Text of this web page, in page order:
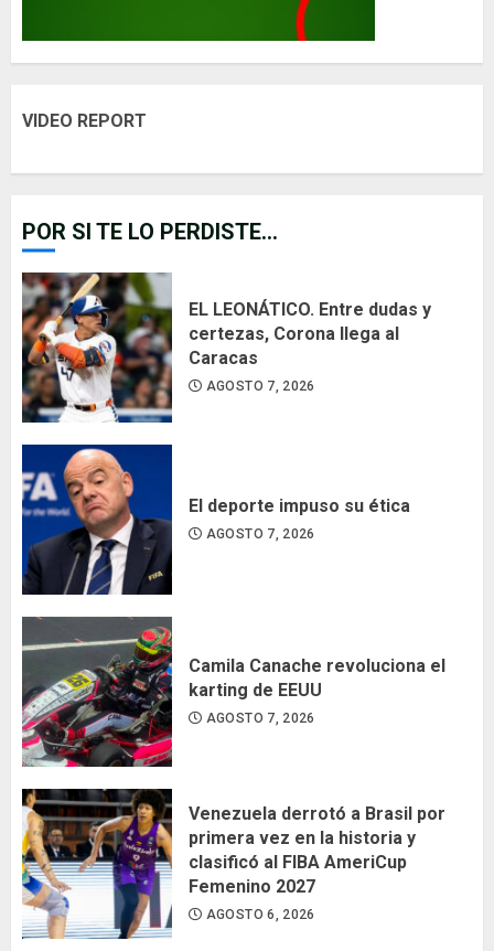
VIDEO REPORT
POR SI TE LO PERDISTE...
EL LEONÁTICO. Entre dudas y
certezas, Corona llega al
Caracas
AGOSTO 7, 2026
El deporte impuso su ética
AGOSTO 7, 2026
Camila Canache revoluciona el
karting de EEUU
AGOSTO 7, 2026
Venezuela derrotó a Brasil por
primera vez en la historia y
clasificó al FIBA AmeriCup
Femenino 2027
AGOSTO 6, 2026